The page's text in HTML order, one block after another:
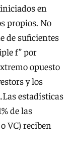
en
propios. No
de suficientes
f” por
opuesto
y los
estadísticas
de las
VC) reciben